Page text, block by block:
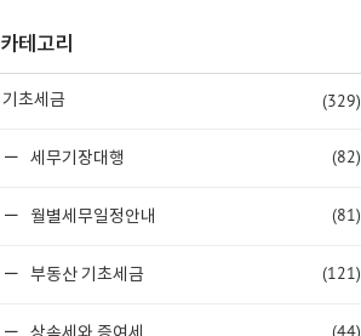
카테고리
기초세금 (329)
세무기장대행 (82)
월별세무일정안내 (81)
부동산 기초세금 (121)
(44)